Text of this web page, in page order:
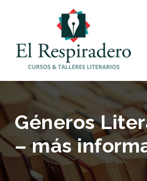
Géneros
– más